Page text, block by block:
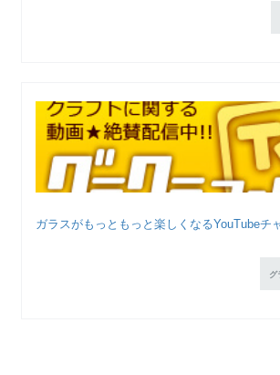
ガラスがもっともっと楽しくなるYouTubeチ
グ